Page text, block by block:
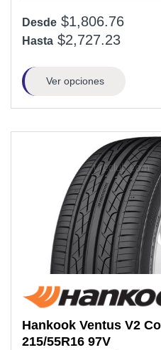
Desde $1,806.76
Hasta $2,727.23
Ver opciones
Hankook Ventus V2
215/55R16 97V